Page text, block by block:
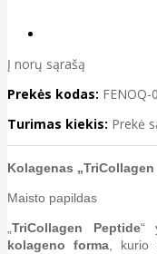
Į norų sąrašą
Prekės kodas: FENOQ-
Turimas kiekis: Prekė
Kolagenas
Maisto papildas
TriCollagen Peptide“
kolageno forma ,